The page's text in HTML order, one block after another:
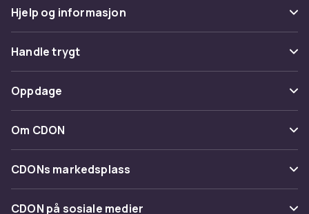
Hjelp og informasjon
Vanlige spørsmål
Spor pakke
Angre & returner her
Kontakt oss
Handle trygt
Betaling
Levering
Tilbakekallinger
Oppdage
Kategorier
Varemerker
Om CDON
Om oss
Kundeanmeldelser
CDONs markedsplass
Merchant Help Center
CDON på sosiale medier